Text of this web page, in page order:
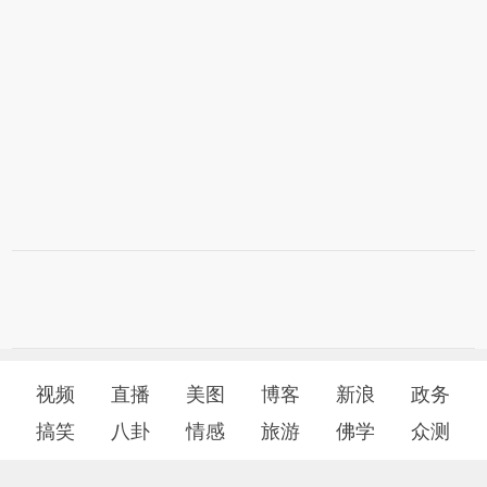
视频 直播 美图 博客 新浪
政务
搞笑
八卦 情感 旅游 佛学 众测